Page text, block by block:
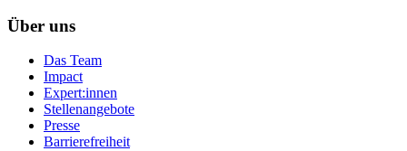
Über uns
Das Team
Impact
Expert:innen
Stellenangebote
Presse
Barrierefreiheit